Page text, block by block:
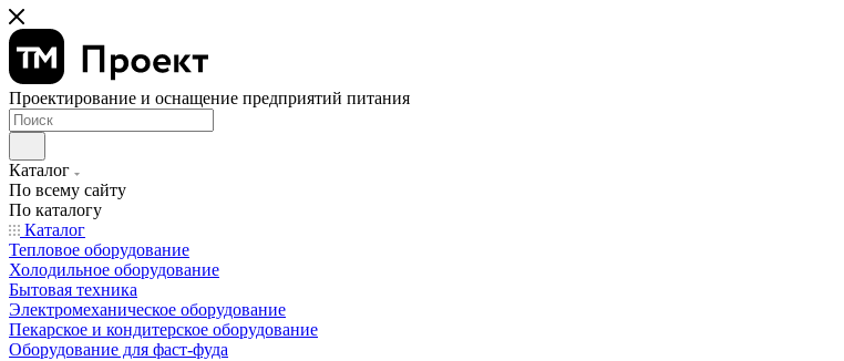
Проектирование и оснащение предприятий питания
Каталог
По всему сайту
По каталогу
Каталог
Тепловое оборудование
Холодильное оборудование
Бытовая техника
Электромеханическое оборудование
Пекарское и кондитерское оборудование
Оборудование для фаст-фуда